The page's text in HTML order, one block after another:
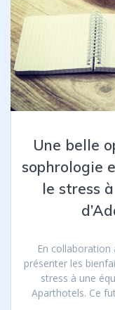
Une belle
sophrologie
le stress
En collaboration
présenter les
stress à une
Aparthotels. Ce